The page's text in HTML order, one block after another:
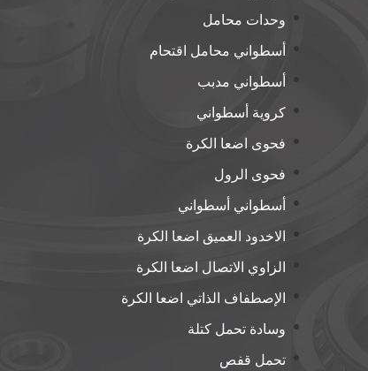
وحدات محامل
أسطواني محامل اقتحام
أسطواني مدبب
كروية أسطواني
فحوى اضعا الكرة
فحوى الرول
أسطواني أسطواني
الاخدود العميق اضعا الكرة
الزاوي الاتصال اضعا الكرة
الإصطفاف الذاتي اضعا الكرة
وسادة تحمل كتلة
تحمل قفص